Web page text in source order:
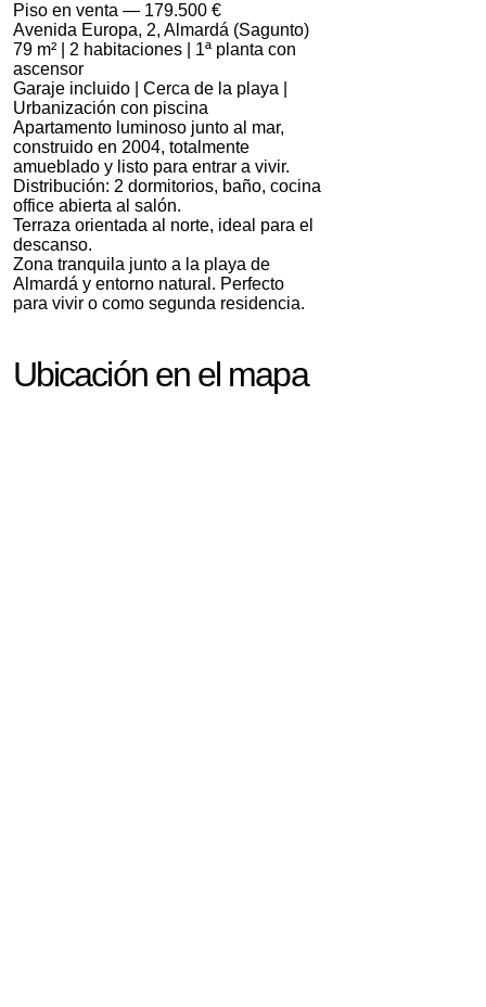
Piso en venta — 179.500 €
Avenida Europa, 2, Almardá (Sagunto)
79 m² | 2 habitaciones | 1ª planta con
ascensor
Garaje incluido | Cerca de la playa |
Urbanización con piscina
Apartamento luminoso junto al mar,
construido en 2004, totalmente
amueblado y listo para entrar a vivir.
Distribución: 2 dormitorios, baño, cocina
office abierta al salón.
Terraza orientada al norte, ideal para el
descanso.
Zona tranquila junto a la playa de
Almardá y entorno natural. Perfecto
para vivir o como segunda residencia.
Ubicación en el mapa